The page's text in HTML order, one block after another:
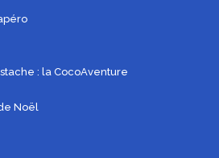
: la CocoAventure
Noël